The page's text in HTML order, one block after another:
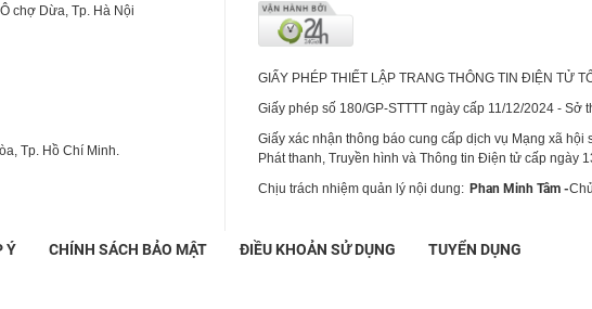
chợ Dừa, Tp. Hà Nội
Tp. Hồ Chí Minh.
GIẤY PHÉP THIẾT LẬP TRANG THÔNG TIN ĐIỆN TỬ
Giấy phép số 180/GP-STTTT ngày cấp 11/12/2024 - Sở
Giấy xác nhận thông báo cung cấp dịch vụ Mạng xã hội
Phát thanh, Truyền hình và Thông tin Điện tử cấp ngày
Chịu trách nhiệm quản lý nội dung: Phan Minh Tâm -
Ý CHÍNH SÁCH BẢO MẬT ĐIỀU KHOẢN SỬ DỤNG TUYỂN DỤNG